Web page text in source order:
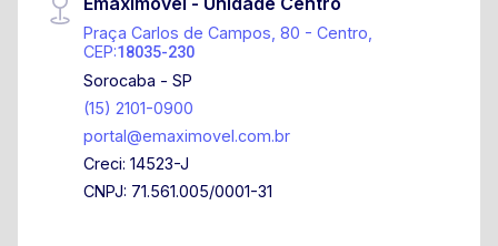
Praça Carlos de Campos, 80 - Centro,
CEP:18035-230
Sorocaba - SP
(15) 2101-0900
portal@emaximovel.com.br
Creci: 14523-J
CNPJ: 71.561.005/0001-31